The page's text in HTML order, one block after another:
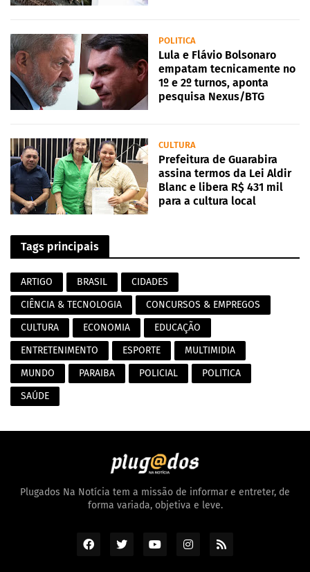
POLITICA
Lula e Flávio Bolsonaro
empatam tecnicamente no
1º e 2º turnos, aponta
pesquisa Nexus/BTG
CULTURA
Prefeitura de Guarabira
assina termos da Lei Aldir
Blanc e libera R$ 431 mil
para a cultura local
Tags principais
ARTIGO BRASIL
CIDADES
CIÊNCIA & TECNOLOGIA
CONCURSOS & EMPREGOS
CULTURA
ECONOMIA
EDUCAÇÃO
ENTRETENIMENTO
ESPORTE
MULTIMIDIA
MUNDO
PARAIBA POLICIAL
POLITICA
SAÚDE
Plugados Na Notícia tem a missão de informar e entreter, de
forma variada, objetiva e leve.